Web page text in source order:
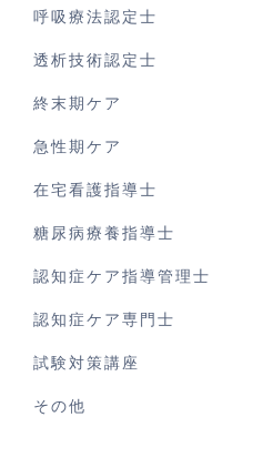
呼吸療法認定士
透析技術認定士
終末期ケア
急性期ケア
在宅看護指導士
糖尿病療養指導士
認知症ケア指導管理士
認知症ケア専門士
試験対策講座
その他